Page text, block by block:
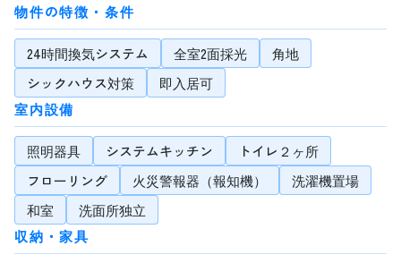
物件の特徴・条件
24時間換気システム 全室2面採光
角地
シックハウス対策
即入居可
室内設備
照明器具 システムキッチン
トイレ２ヶ所
フローリング
火災警報器（報知機）
洗濯機置場
和室
洗面所独立
収納・家具